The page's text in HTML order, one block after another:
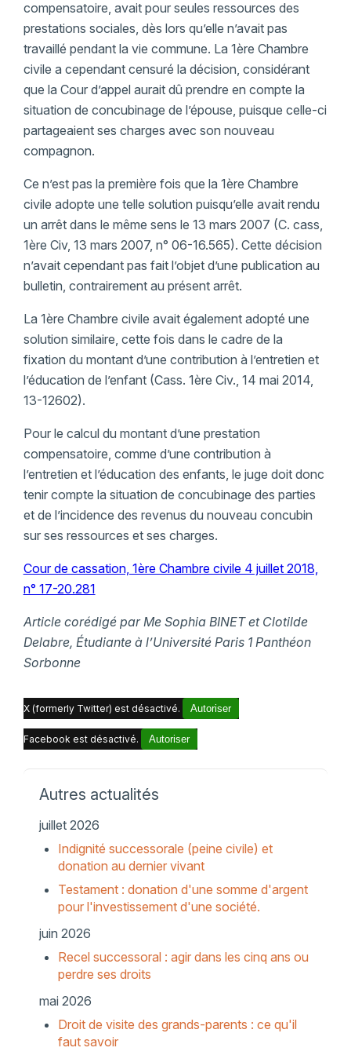
compensatoire, avait pour seules ressources des
prestations sociales, dès lors qu’elle n’avait pas
travaillé pendant la vie commune. La 1ère Chambre
civile a cependant censuré la décision, considérant
que la Cour d’appel aurait dû prendre en compte la
situation de concubinage de l’épouse, puisque celle-ci
partageaient ses charges avec son nouveau
compagnon.
Ce n’est pas la première fois que la 1ère Chambre
civile adopte une telle solution puisqu’elle avait rendu
un arrêt dans le même sens le 13 mars 2007 (C. cass,
1ère Civ, 13 mars 2007, n° 06-16.565). Cette décision
n’avait cependant pas fait l’objet d’une publication au
bulletin, contrairement au présent arrêt.
La 1ère Chambre civile avait également adopté une
solution similaire, cette fois dans le cadre de la
fixation du montant d’une contribution à l’entretien et
l’éducation de l’enfant (Cass. 1ère Civ., 14 mai 2014,
13-12602).
Pour le calcul du montant d’une prestation
compensatoire, comme d’une contribution à
l’entretien et l’éducation des enfants, le juge doit donc
tenir compte la situation de concubinage des parties
et de l’incidence des revenus du nouveau concubin
sur ses ressources et ses charges.
Cour de cassation, 1ère Chambre civile 4 juillet 2018,
n° 17-20.281
Article corédigé par Me Sophia BINET et Clotilde
Delabre, Étudiante à l’Université Paris 1 Panthéon
Sorbonne
X (formerly Twitter) est désactivé. Autoriser
Facebook est désactivé. Autoriser
Autres actualités
juillet 2026
Indignité successorale (peine civile) et
donation au dernier vivant
Testament : donation d'une somme d'argent
pour l'investissement d'une société.
juin 2026
Recel successoral : agir dans les cinq ans ou
perdre ses droits
mai 2026
Droit de visite des grands-parents : ce qu'il
faut savoir